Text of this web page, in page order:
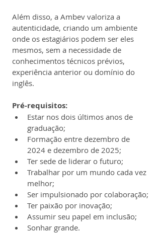
Além disso, a Ambev valoriza a
autenticidade, criando um ambiente
onde os estagiários podem ser eles
mesmos, sem a necessidade de
conhecimentos técnicos prévios,
experiência anterior ou domínio do
inglês.
Pré-requisitos:
Estar nos dois últimos anos de
graduação;
Formação entre dezembro de
2024 e dezembro de 2025;
Ter sede de liderar o futuro;
Trabalhar por um mundo cada vez
melhor;
Ser impulsionado por colaboração;
Ter paixão por inovação;
Assumir seu papel em inclusão;
Sonhar grande.